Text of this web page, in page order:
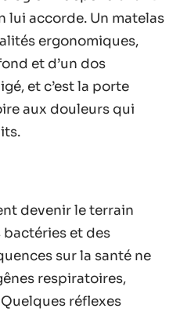
lui accorde. Un matelas
ergonomiques,
et d’un dos
et c’est la porte
aux douleurs qui
devenir le terrain
bactéries et des
sur la santé ne
respiratoires,
réflexes